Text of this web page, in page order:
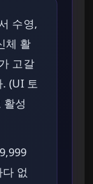
수영,
체 활
고갈
(UI 토
활성
없